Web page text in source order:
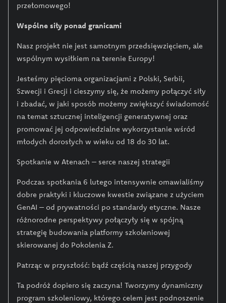
przełomowego!
Wspólne siły ponad granicami
Nasz projekt nie jest samotnym przedsięwzięciem, ale
wspólnym wysiłkiem na terenie Europy!
Jesteśmy pięcioma organizacjami z Polski, Serbii,
Szwecji i Grecji i cieszymy się, że możemy połączyć siły
i zbadać, w jaki sposób możemy zwiększyć świadomość
na temat sztucznej inteligencji generatywnej oraz
promować jej odpowiedzialne wykorzystanie wśród
młodych dorosłych w wieku od 18 do 30 lat.
Spotkanie w Atenach – serce naszej strategii
Podczas spotkania 6 lutego intensywnie omawialiśmy
dobre praktyki i kluczowe kwestie związane z użyciem
GenAI – od prywatności po standardy etyczne. Nasze
różnorodne perspektywy połączyły się w spójną
strategię budowania platformy szkoleniowej
skierowanej do Pokolenia Z.
Patrząc w przyszłość: bądź częścią naszej przygody
Ta podróż dopiero się zaczyna! Tworzymy dynamiczny
program szkoleniowy, którego celem jest podnoszenie